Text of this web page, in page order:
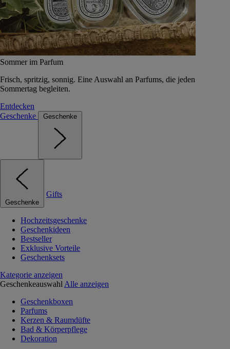
Sommer im Parfum
Frisch, spritzig, sonnig. Eine Auswahl an Parfums, die jeden
Sommertag begleiten.
Entdecken
Geschenke
Geschenke
Geschenke
Gifts
Hochzeitsgeschenke
Geschenkideen
Bestseller
Exklusive Vorteile
Geschenksets
Kategorie anzeigen
Geschenkeauswahl Alle anzeigen
Geschenkboxen
Parfums
Kerzen & Raumdüfte
Bad & Körperpflege
Dekoration